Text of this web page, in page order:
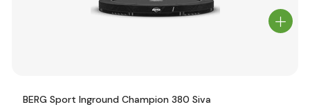
BERG Sport Inground Champion 380 Siva